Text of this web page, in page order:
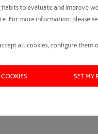
habits to evaluate and improve
For more information, please
all cookies, configure them
COOKIES SET MY